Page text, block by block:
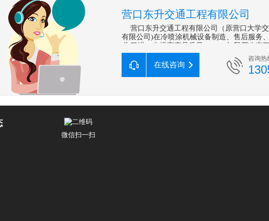
营口东升交通工程有限公司
营口东升交通工程有限公司（原营口大学
有限公司)在冷喷涂机械设备制造、售后服务
为了进一步提高产品质量，1997年我厂改变
项生产系列手推式划线机项目企业。
在线咨询
咨询热
微信扫一扫